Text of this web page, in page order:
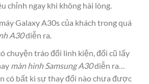
chỉnh ngay khi không hài lòng.
Galaxy A30s của khách trong quá
A30diễn ra.
chuyện tráo đổi linh kiện, đổi cũ lấy
màn hình Samsung A30diễn ra…
có bất kì sự thay đổi nào chưa được